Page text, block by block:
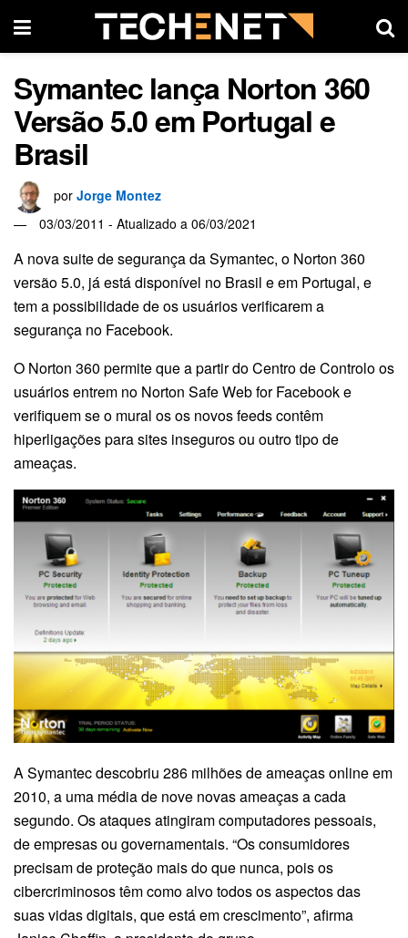
Symantec lança Norton 360
Versão 5.0 em Portugal e
Brasil
por Jorge Montez
03/03/2011 - Atualizado a 06/03/2021
A nova suite de segurança da Symantec, o Norton 360
versão 5.0, já está disponível no Brasil e em Portugal, e
tem a possibilidade de os usuários verificarem a
segurança no Facebook.
O Norton 360 permite que a partir do Centro de Controlo os
usuários entrem no Norton Safe Web for Facebook e
verifiquem se o mural os os novos feeds contêm
hiperligações para sites inseguros ou outro tipo de
ameaças.
A Symantec descobriu 286 milhões de ameaças online em
2010, a uma média de nove novas ameaças a cada
segundo. Os ataques atingiram computadores pessoais,
de empresas ou governamentais. “Os consumidores
precisam de proteção mais do que nunca, pois os
cibercriminosos têm como alvo todos os aspectos das
suas vidas digitais, que está em crescimento”, afirma